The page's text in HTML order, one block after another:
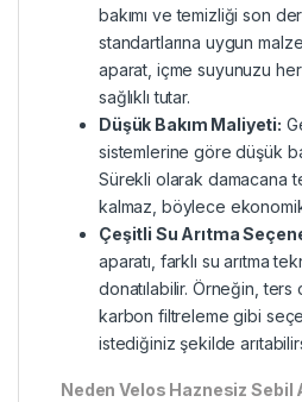
bakımı ve temizliği son
standartlarına uygun
aparat, içme suyunuzu
sağlıklı tutar.
Düşük Bakım Maliyeti:
sistemlerine göre düşük
Sürekli olarak damacana
kalmaz, böylece
Çeşitli Su Arıtma
aparatı, farklı su arıtma
donatılabilir. Örneğin,
karbon filtreleme gibi
istediğiniz şekilde
Neden Velos Haznesiz Sebil